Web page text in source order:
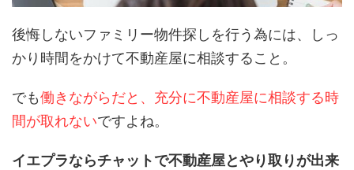
後悔しないファミリー物件探しを行う為には、しっ
かり時間をかけて不動産屋に相談すること。
でも働きながらだと、充分に不動産屋に相談する時
間が取れないですよね。
イエプラならチャットで不動産屋とやり取りが出来